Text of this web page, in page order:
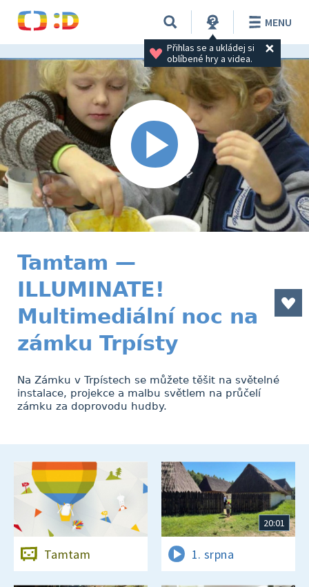
Přihlas se a ukládej si
oblíbené hry a videa.
MENU
Tamtam —
ILLUMINATE!
Multimediální noc na
zámku Trpísty
Na Zámku v Trpístech se můžete těšit na světelné
instalace, projekce a malbu světlem na průčelí
zámku za doprovodu hudby.
Tamtam
20:01
1. srpna